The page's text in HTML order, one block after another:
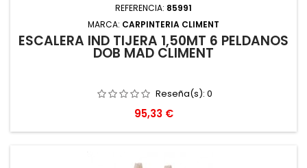
REFERENCIA: 85991
MARCA: CARPINTERIA CLIMENT
ESCALERA IND TIJERA 1,50MT 6 PELDAÑOS
DOB MAD CLIMENT
Reseña(s): 0
Precio
95,33 €